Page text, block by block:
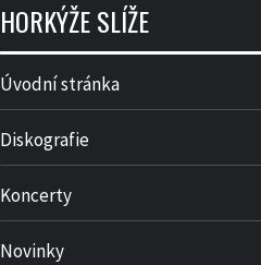
HORKÝŽE SLÍŽE
Úvodní stránka
Diskografie
Koncerty
Novinky